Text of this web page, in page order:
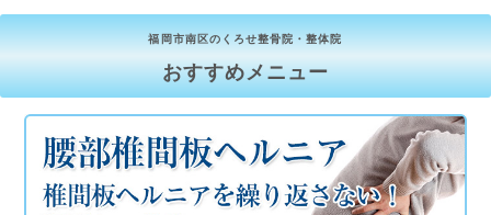
福岡市南区のくろせ整骨院・整体院
おすすめメニュー